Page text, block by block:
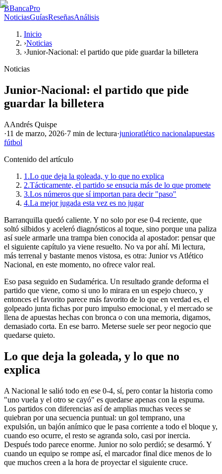
BBancaPro
NoticiasGuíasReseñasAnálisis
Inicio
›Noticias
›Junior-Nacional: el partido que pide guardar la billetera
Noticias
Junior-Nacional: el partido que pide
guardar la billetera
AAndrés Quispe
·11 de marzo, 2026·7 min de lectura·junioratlético nacionalapuestas
fútbol
Contenido del artículo
1.Lo que deja la goleada, y lo que no explica
2.Tácticamente, el partido se ensucia más de lo que promete
3.Los números que sí importan para decir "paso"
4.La mejor jugada esta vez es no jugar
Barranquilla quedó caliente. Y no solo por ese 0-4 reciente, que
soltó silbidos y aceleró diagnósticos al toque, sino porque una paliza
así suele armarle una trampa bien conocida al apostador: pensar que
el siguiente capítulo ya viene resuelto. No va por ahí. Mi lectura,
más terrenal y bastante menos vistosa, es otra: Junior vs Atlético
Nacional, en este momento, no ofrece valor real.
Eso pasa seguido en Sudamérica. Un resultado grande deforma el
partido que viene, como si uno lo mirara en un espejo chueco, y
entonces el favorito parece más favorito de lo que en verdad es, el
golpeado junta fichas por puro impulso emocional, y el mercado se
llena de apuestas hechas con bronca o con una memoria, digamos,
demasiado corta. En ese barro. Meterse suele ser peor negocio que
quedarse quieto.
Lo que deja la goleada, y lo que no
explica
A Nacional le salió todo en ese 0-4, sí, pero contar la historia como
"uno vuela y el otro se cayó" es quedarse apenas con la espuma.
Los partidos con diferencias así de amplias muchas veces se
quiebran por una secuencia puntual: un gol temprano, una
expulsión, un bajón anímico que le pasa corriente a todo el bloque y,
cuando eso ocurre, el resto se agranda solo, casi por inercia.
Después todo parece enorme. Junior no solo perdió; se desarmó. Y
cuando un equipo se rompe así, el marcador final dice menos de lo
que muchos creen a la hora de proyectar el siguiente cruce.